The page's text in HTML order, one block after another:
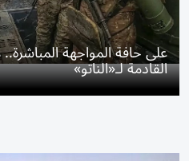
على حافة المواجهة
القادمة لـ«الناتو»